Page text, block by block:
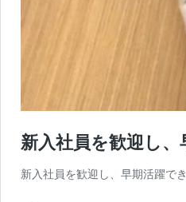
新入社員を歓迎し
新入社員を歓迎し、早期活躍で